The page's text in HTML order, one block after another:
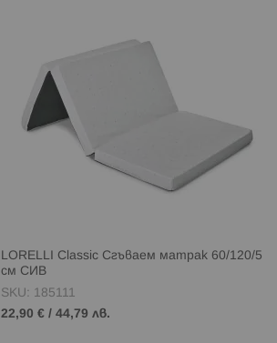
LORELLI Classic Сгъваем матрак 60/120/5
см СИВ
SKU: 185111
22,90 € /44,79 лв.